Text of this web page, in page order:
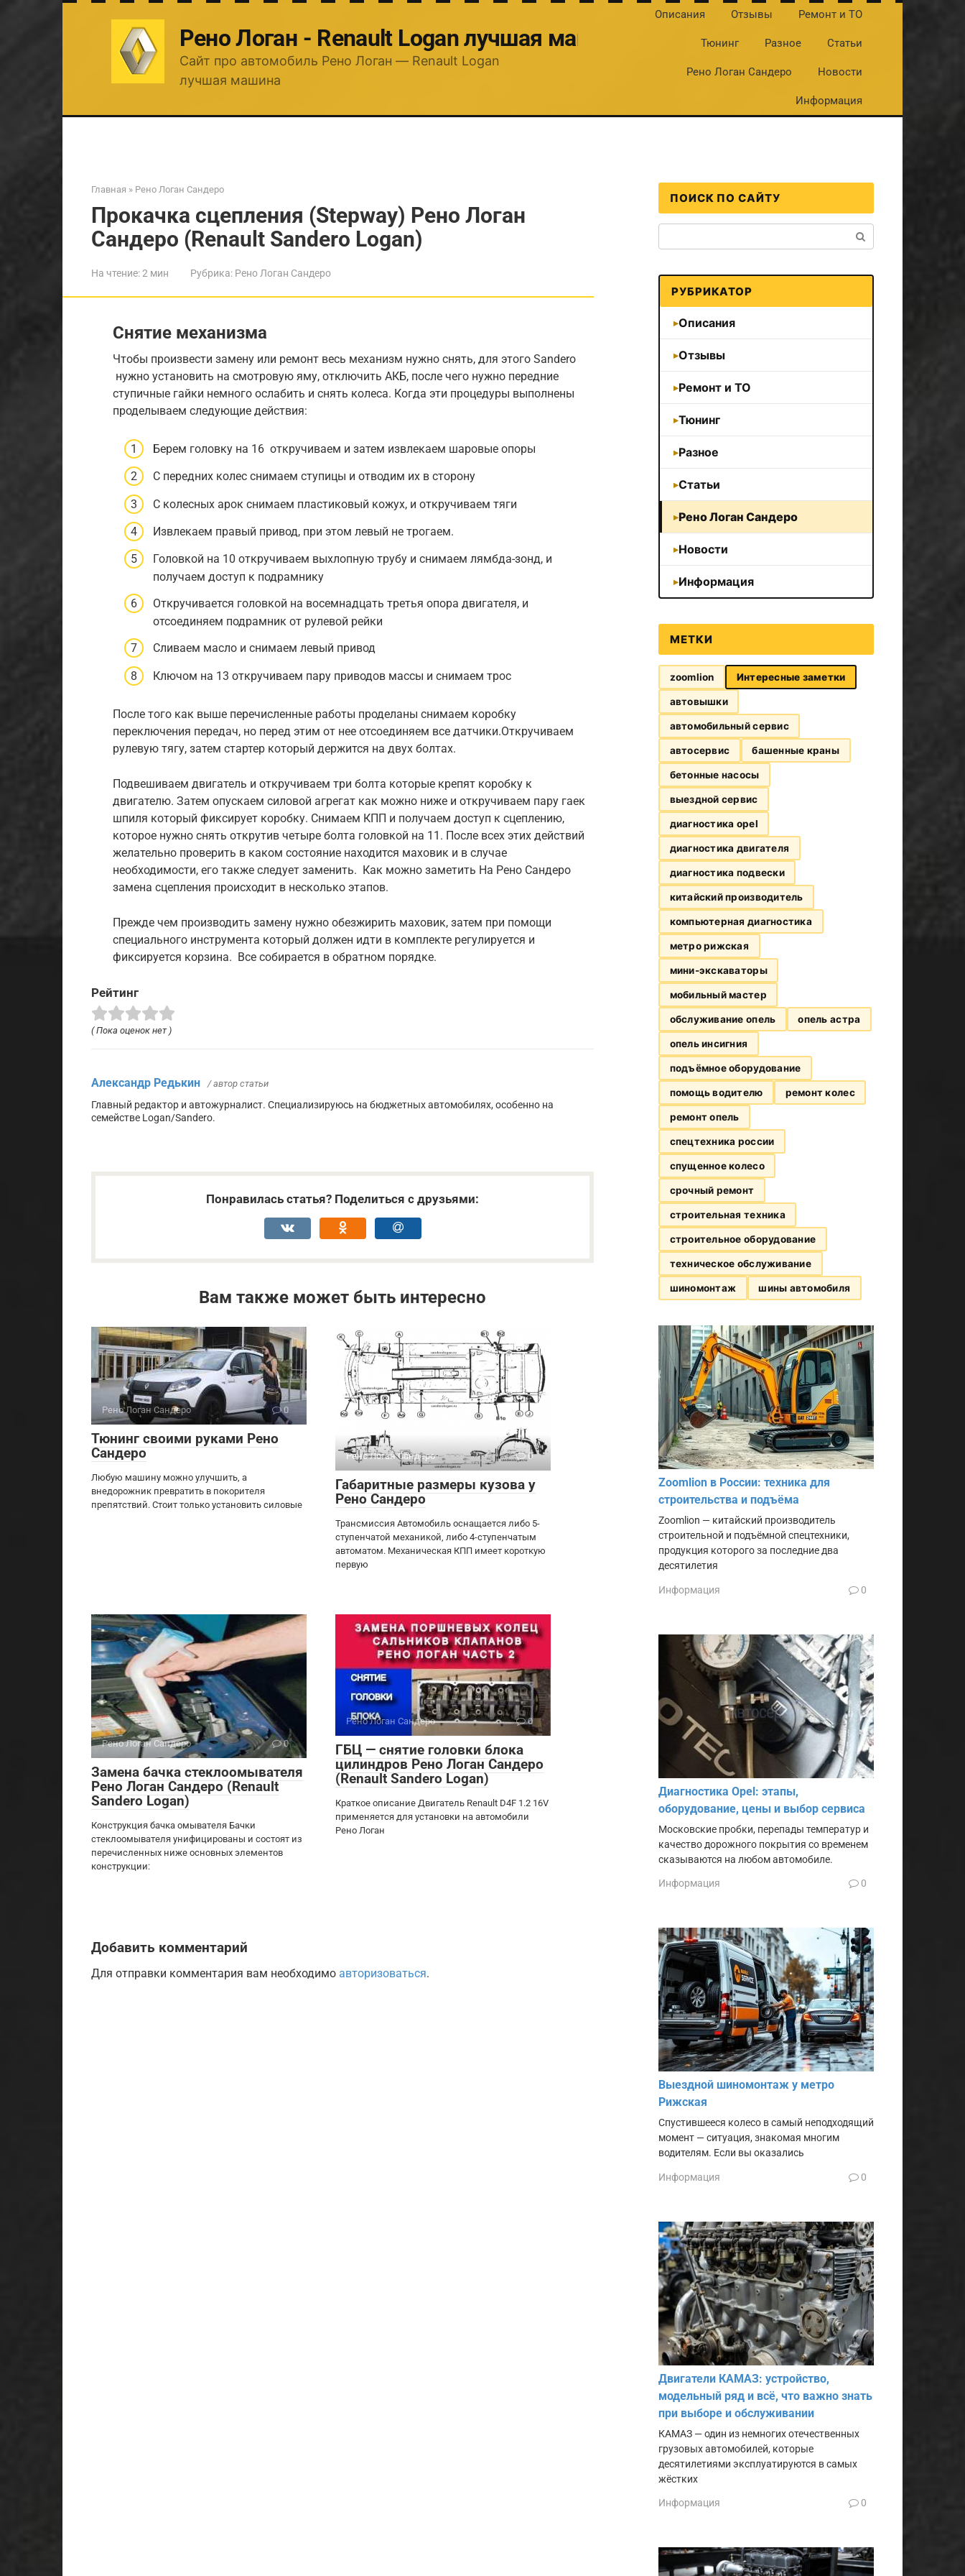
Рено Логан - Renault Logan лучшая машина
Сайт про автомобиль Рено Логан — Renault Logan
лучшая машина
Описания Отзывы Ремонт и ТО
Тюнинг Разное Статьи
Рено Логан Сандеро Новости
Информация
Главная » Рено Логан Сандеро
Прокачка сцепления (Stepway) Рено Логан
Сандеро (Renault Sandero Logan)
На чтение:2 мин Рубрика: Рено Логан Сандеро
Снятие механизма
Чтобы произвести замену или ремонт весь механизм нужно снять, для этого Sandero
нужно установить на смотровую яму, отключить АКБ, после чего нужно передние
ступичные гайки немного ослабить и снять колеса. Когда эти процедуры выполнены
проделываем следующие действия:
Берем головку на 16 откручиваем и затем извлекаем шаровые опоры
С передних колес снимаем ступицы и отводим их в сторону
С колесных арок снимаем пластиковый кожух, и откручиваем тяги
Извлекаем правый привод, при этом левый не трогаем.
Головкой на 10 откручиваем выхлопную трубу и снимаем лямбда-зонд, и
получаем доступ к подрамнику
Откручивается головкой на восемнадцать третья опора двигателя, и
отсоединяем подрамник от рулевой рейки
Сливаем масло и снимаем левый привод
Ключом на 13 откручиваем пару приводов массы и снимаем трос
После того как выше перечисленные работы проделаны снимаем коробку
переключения передач, но перед этим от нее отсоединяем все датчики.Откручиваем
рулевую тягу, затем стартер который держится на двух болтах.
Подвешиваем двигатель и откручиваем три болта которые крепят коробку к
двигателю. Затем опускаем силовой агрегат как можно ниже и откручиваем пару гаек
шпиля который фиксирует коробку. Снимаем КПП и получаем доступ к сцеплению,
которое нужно снять открутив четыре болта головкой на 11. После всех этих действий
желательно проверить в каком состояние находится маховик и в случае
необходимости, его также следует заменить. Как можно заметить На Рено Сандеро
замена сцепления происходит в несколько этапов.
Прежде чем производить замену нужно обезжирить маховик, затем при помощи
специального инструмента который должен идти в комплекте регулируется и
фиксируется корзина. Все собирается в обратном порядке.
Рейтинг
( Пока оценок нет )
Александр Редькин / автор статьи
Главный редактор и автожурналист. Специализируюсь на бюджетных автомобилях, особенно на
семействе Logan/Sandero.
Понравилась статья? Поделиться с друзьями:
Вам также может быть интересно
Рено Логан Сандеро 0
Тюнинг своими руками Рено
Сандеро
Любую машину можно улучшить, а
внедорожник превратить в покорителя
препятствий. Стоит только установить силовые
Рено Логан Сандеро 0
Габаритные размеры кузова у
Рено Сандеро
Трансмиссия Автомобиль оснащается либо 5-
ступенчатой механикой, либо 4-ступенчатым
автоматом. Механическая КПП имеет короткую
первую
Рено Логан Сандеро 0
Замена бачка стеклоомывателя
Рено Логан Сандеро (Renault
Sandero Logan)
Конструкция бачка омывателя Бачки
стеклоомывателя унифицированы и состоят из
перечисленных ниже основных элементов
конструкции:
Рено Логан Сандеро 0
ГБЦ — снятие головки блока
цилиндров Рено Логан Сандеро
(Renault Sandero Logan)
Краткое описание Двигатель Renault D4F 1.2 16V
применяется для установки на автомобили
Рено Логан
Добавить комментарий
Для отправки комментария вам необходимо авторизоваться.
ПОИСК ПО САЙТУ
РУБРИКАТОР
Описания
Отзывы
Ремонт и ТО
Тюнинг
Разное
Статьи
Рено Логан Сандеро
Новости
Информация
МЕТКИ
zoomlion Интересные заметки
автовышки
автомобильный сервис
автосервис башенные краны
бетонные насосы
выездной сервис
диагностика opel
диагностика двигателя
диагностика подвески
китайский производитель
компьютерная диагностика
метро рижская
мини-экскаваторы
мобильный мастер
обслуживание опель опель астра
опель инсигния
подъёмное оборудование
помощь водителю ремонт колес
ремонт опель
спецтехника россии
спущенное колесо
срочный ремонт
строительная техника
строительное оборудование
техническое обслуживание
шиномонтаж шины автомобиля
Zoomlion в России: техника для
строительства и подъёма
Zoomlion — китайский производитель
строительной и подъёмной спецтехники,
продукция которого за последние два
десятилетия
Информация 0
Диагностика Opel: этапы,
оборудование, цены и выбор сервиса
Московские пробки, перепады температур и
качество дорожного покрытия со временем
сказываются на любом автомобиле.
Информация 0
Выездной шиномонтаж у метро
Рижская
Спустившееся колесо в самый неподходящий
момент — ситуация, знакомая многим
водителям. Если вы оказались
Информация 0
Двигатели КАМАЗ: устройство,
модельный ряд и всё, что важно знать
при выборе и обслуживании
КАМАЗ — один из немногих отечественных
грузовых автомобилей, которые
десятилетиями эксплуатируются в самых
жёстких
Информация 0